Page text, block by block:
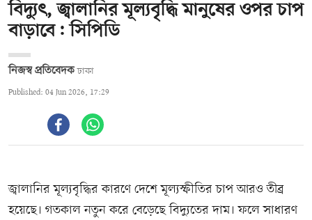
বিদ্যুৎ, জ্বালানির মূল্যবৃদ্ধি মানুষের ওপর চাপ
বাড়াবে: সিপিডি
নিজস্ব প্রতিবেদক ঢাকা
Published: 04 Jun 2026, 17:29
জ্বালানির মূল্যবৃদ্ধির কারণে দেশে মূল্যস্ফীতির চাপ আরও তীব্র
হয়েছে। গতকাল নতুন করে বেড়েছে বিদ্যুতের দাম। ফলে সাধারণ